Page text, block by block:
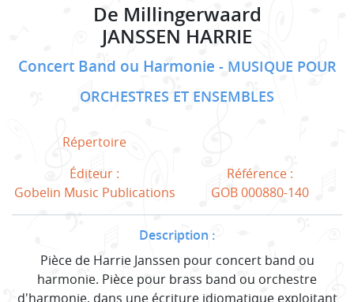
De Millingerwaard
JANSSEN HARRIE
Concert Band ou Harmonie
MUSIQUE POUR
ORCHESTRES ET ENSEMBLES
Répertoire
Éditeur :
Gobelin Music Publications
Référence :
GOB 000880-140
Description :
Pièce de Harrie Janssen pour concert band ou
harmonie. Pièce pour brass band ou orchestre
d'harmonie, dans une écriture idiomatique exploitant